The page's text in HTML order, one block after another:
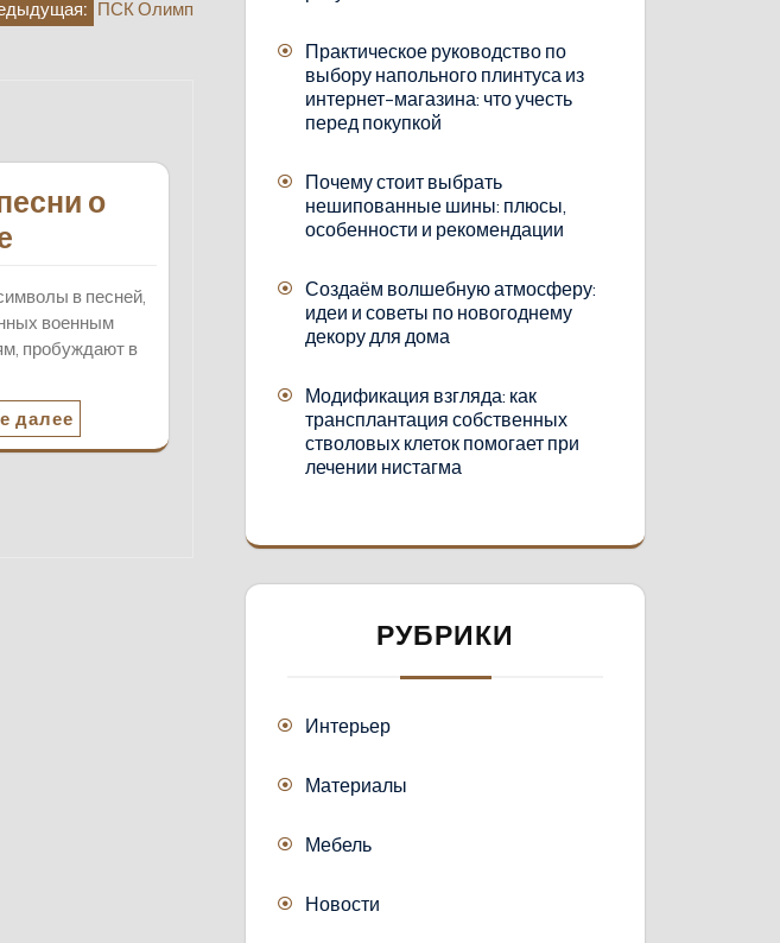
ПСК Олимп
о
в песней,
военным
пробуждают в
далее
Практическое руководство по
выбору напольного плинтуса из
интернет-магазина: что учесть
перед покупкой
Почему стоит выбрать
нешипованные шины: плюсы,
особенности и рекомендации
Создаём волшебную атмосферу:
идеи и советы по новогоднему
декору для дома
Модификация взгляда: как
трансплантация собственных
стволовых клеток помогает при
лечении нистагма
РУБРИКИ
Интерьер
Материалы
Мебель
Новости